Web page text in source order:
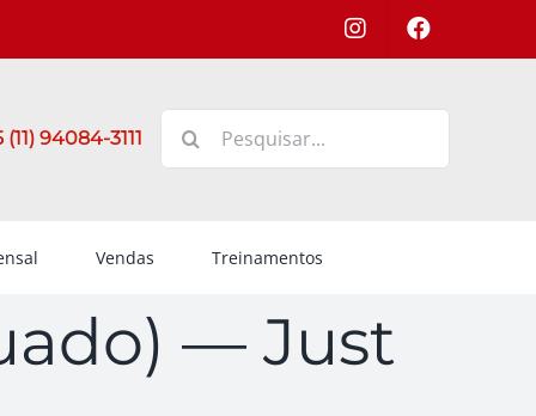
(11) 94084-3111
resultados
Vendas Treinamentos
— Just